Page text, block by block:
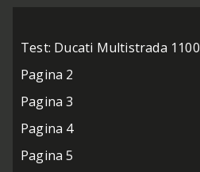
Test: Ducati Multistrada 1100
Pagina 2
Pagina 3
Pagina 4
Pagina 5